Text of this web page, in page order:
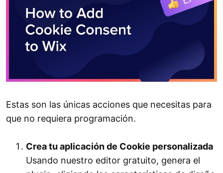
Estas son las únicas acciones que necesitas para
que no requiera programación.
Crea tu aplicación de Cookie personalizada
Usando nuestro editor gratuito, genera el